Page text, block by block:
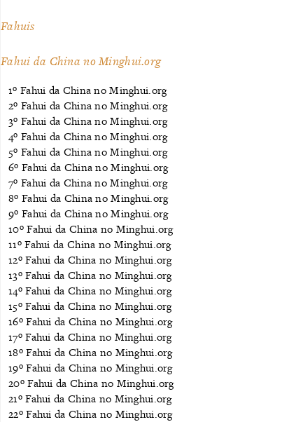
Fahuis
Fahui da China no Minghui.org
1º Fahui da China no Minghui.org
2º Fahui da China no Minghui.org
3º Fahui da China no Minghui.org
4º Fahui da China no Minghui.org
5º Fahui da China no Minghui.org
6º Fahui da China no Minghui.org
7º Fahui da China no Minghui.org
8º Fahui da China no Minghui.org
9º Fahui da China no Minghui.org
10º Fahui da China no Minghui.org
11º Fahui da China no Minghui.org
12º Fahui da China no Minghui.org
13º Fahui da China no Minghui.org
14º Fahui da China no Minghui.org
15º Fahui da China no Minghui.org
16º Fahui da China no Minghui.org
17º Fahui da China no Minghui.org
18º Fahui da China no Minghui.org
19º Fahui da China no Minghui.org
20º Fahui da China no Minghui.org
21º Fahui da China no Minghui.org
22º Fahui da China no Minghui.org